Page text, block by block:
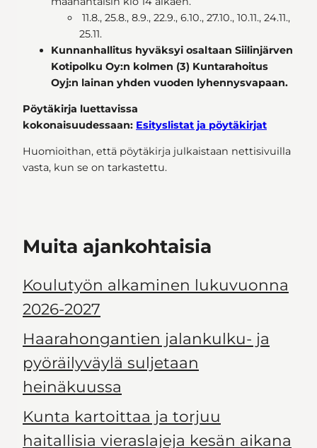
11.8., 25.8., 8.9., 22.9., 6.10., 27.10., 10.11., 24.11.,
25.11.
Kunnanhallitus hyväksyi osaltaan Siilinjärven
Kotipolku Oy:n kolmen (3) Kuntarahoitus
Oyj:n lainan yhden vuoden lyhennysvapaan.
Pöytäkirja luettavissa
kokonaisuudessaan: Esityslistat ja pöytäkirjat
Huomioithan, että pöytäkirja julkaistaan nettisivuilla
vasta, kun se on tarkastettu.
Muita ajankohtaisia
Koulutyön alkaminen lukuvuonna
2026-2027
Haarahongantien jalankulku- ja
pyöräilyväylä suljetaan
heinäkuussa
Kunta kartoittaa ja torjuu
haitallisia vieraslajeja kesän aikana